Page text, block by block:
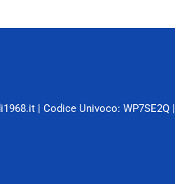
| Codice Univoco: WP7SE2Q |